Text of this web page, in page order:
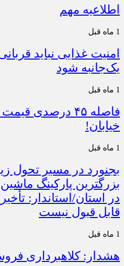
اطلاعیه مهم
1 ماه قبل
امنیت غذایی نباید
یک‌جانبه شود
1 ماه قبل
فاصله ۴۵ درصدی
خیابان!
1 ماه قبل
بجنورد در مسیر تحول
بزرگترین پارکینگ
در استان/استاندار:
قابل قبول نیست
1 ماه قبل
هشدار: کلاهبرداری